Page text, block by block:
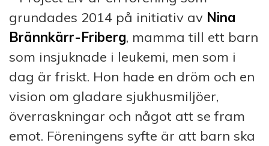
grundades 2014 på initiativ av Nina
Brännkärr-Friberg, mamma till ett barn
som insjuknade i leukemi, men som i
dag är friskt. Hon hade en dröm och en
vision om gladare sjukhusmiljöer,
överraskningar och något att se fram
emot. Föreningens syfte är att barn ska